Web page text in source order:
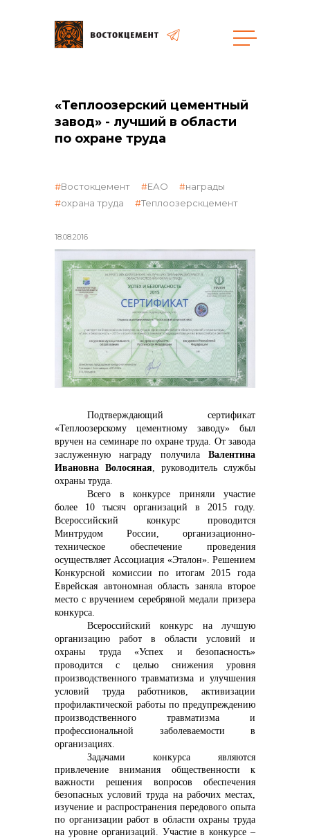
Закупки
общая информация
объявленные закупки
реализация неликвидов
контакты отдела закупок
Контакты
+7 (423) 234 50 50
info@vostokcement.ru
«Теплоозерский цементный
завод» - лучший в области
по охране труда
18.08.2016
Востокцемент ЕАО
награды
охрана труда
Теплоозерскцемент
Подтверждающий сертификат
«Теплоозерскому цементному заводу» был
вручен на семинаре по охране труда. От завода
заслуженную награду получила Валентина
Ивановна Волосяная, руководитель службы
охраны труда.
Всего в конкурсе приняли участие
более 10 тысяч организаций в 2015 году.
Всероссийский конкурс проводится
Минтрудом России, организационно-
техническое обеспечение проведения
осуществляет Ассоциация «Эталон». Решением
Конкурсной комиссии по итогам 2015 года
Еврейская автономная область заняла второе
место с вручением серебряной медали призера
конкурса.
Всероссийский конкурс на лучшую
организацию работ в области условий и
охраны труда «Успех и безопасность»
проводится с целью снижения уровня
производственного травматизма и улучшения
условий труда работников, активизации
профилактической работы по предупреждению
производственного травматизма и
профессиональной заболеваемости в
организациях.
Задачами конкурса являются
привлечение внимания общественности к
важности решения вопросов обеспечения
безопасных условий труда на рабочих местах,
изучение и распространения передового опыта
по организации работ в области охраны труда
на уровне организаций. Участие в конкурсе –